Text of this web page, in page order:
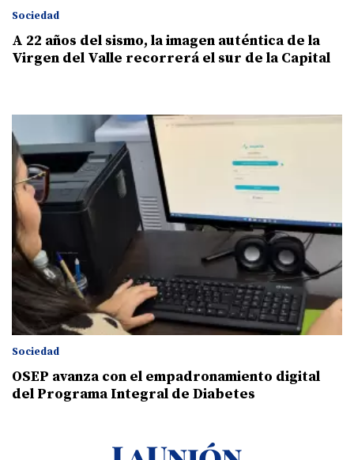
Sociedad
A 22 años del sismo, la imagen auténtica de la
Virgen del Valle recorrerá el sur de la Capital
Sociedad
OSEP avanza con el empadronamiento digital
del Programa Integral de Diabetes